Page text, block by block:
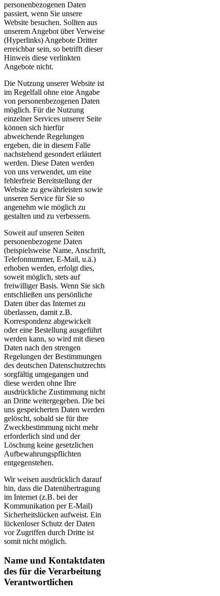
personenbezogenen Daten
passiert, wenn Sie unsere
Website besuchen. Sollten aus
unserem Angebot über Verweise
(Hyperlinks) Angebote Dritter
erreichbar sein, so betrifft dieser
Hinweis diese verlinkten
Angebote nicht.
Die Nutzung unserer Website ist
im Regelfall ohne eine Angabe
von personenbezogenen Daten
möglich. Für die Nutzung
einzelner Services unserer Seite
können sich hierfür
abweichende Regelungen
ergeben, die in diesem Falle
nachstehend gesondert erläutert
werden. Diese Daten werden
von uns verwendet, um eine
fehlerfreie Bereitstellung der
Website zu gewährleisten sowie
unseren Service für Sie so
angenehm wie möglich zu
gestalten und zu verbessern.
Soweit auf unseren Seiten
personenbezogene Daten
(beispielsweise Name, Anschrift,
Telefonnummer, E-Mail, u.ä.)
erhoben werden, erfolgt dies,
soweit möglich, stets auf
freiwilliger Basis. Wenn Sie sich
entschließen uns persönliche
Daten über das Internet zu
überlassen, damit z.B.
Korrespondenz abgewickelt
oder eine Bestellung ausgeführt
werden kann, so wird mit diesen
Daten nach den strengen
Regelungen der Bestimmungen
des deutschen Datenschutzrechts
sorgfältig umgegangen und
diese werden ohne Ihre
ausdrückliche Zustimmung nicht
an Dritte weitergegeben. Die bei
uns gespeicherten Daten werden
gelöscht, sobald sie für ihre
Zweckbestimmung nicht mehr
erforderlich sind und der
Löschung keine gesetzlichen
Aufbewahrungspflichten
entgegenstehen.
Wir weisen ausdrücklich darauf
hin, dass die Datenübertragung
im Internet (z.B. bei der
Kommunikation per E-Mail)
Sicherheitslücken aufweist. Ein
lückenloser Schutz der Daten
vor Zugriffen durch Dritte ist
somit nicht möglich.
Name und Kontaktdaten
des für die Verarbeitung
Verantwortlichen